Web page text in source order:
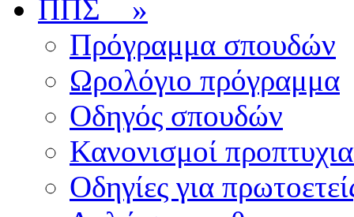
ΠΠΣ »
Πρόγραμμα σπουδών
Ωρολόγιο πρόγραμμα
Οδηγός σπουδών
Κανονισμοί
Οδηγίες για